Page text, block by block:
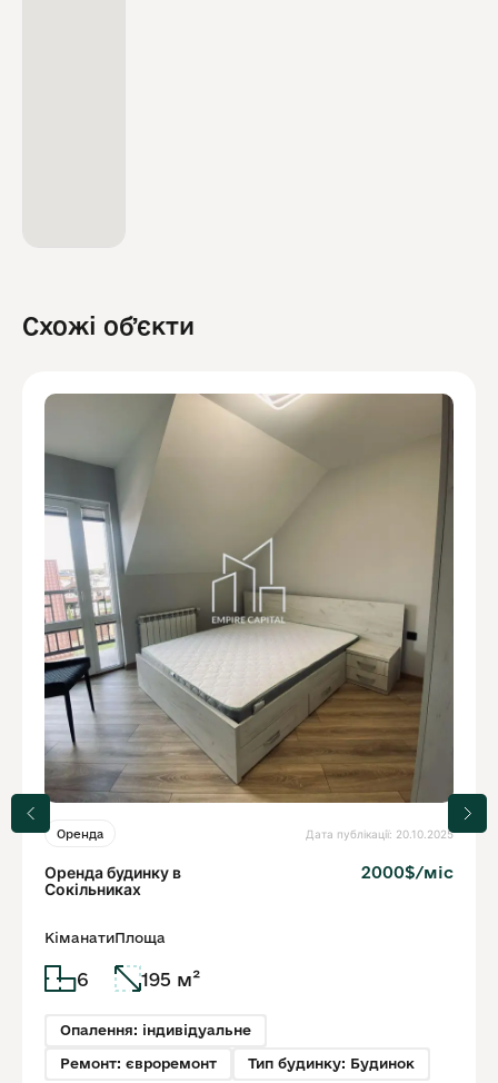
Схожі обʼєкти
Оренда Дата публікації: 20.10.2025
Оренда будинку в
Сокільниках
2000$/міс
Кіманати
6
Площа
195 м²
Опалення: індивідуальне
Ремонт: євроремонт Тип будинку: Будинок